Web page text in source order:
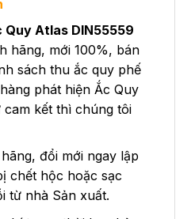
Quy Atlas DIN55559
hãng, mới 100%, bán
sách thu ắc quy phế
phát hiện Ắc Quy
kết thì chúng tôi
đổi mới ngay lập
chết hộc hoặc sạc
từ nhà Sản xuất.